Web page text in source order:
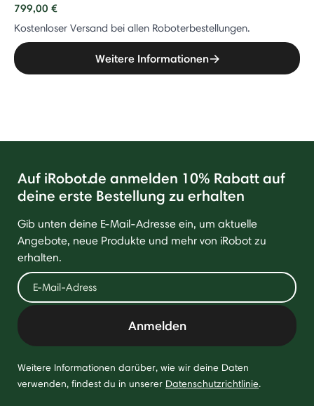
799,00 €
Kostenloser Versand bei allen Roboterbestellungen.
Weitere Informationen
Auf iRobot.de anmelden 10% Rabatt auf
deine erste Bestellung zu erhalten
Gib unten deine E-Mail-Adresse ein, um aktuelle
Angebote, neue Produkte und mehr von iRobot zu
erhalten.
Anmelden
Weitere Informationen darüber, wie wir deine Daten
verwenden, findest du in unserer Datenschutzrichtlinie.